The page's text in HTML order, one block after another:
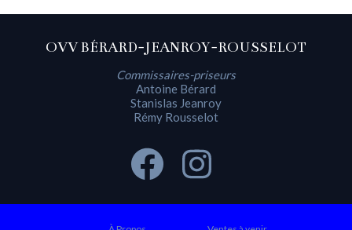
OVV BÉRARD-JEANROY-ROUSSELOT
Commissaires-priseurs
Antoine Bérard
Stanislas Jeanroy
Rémy Rousselot